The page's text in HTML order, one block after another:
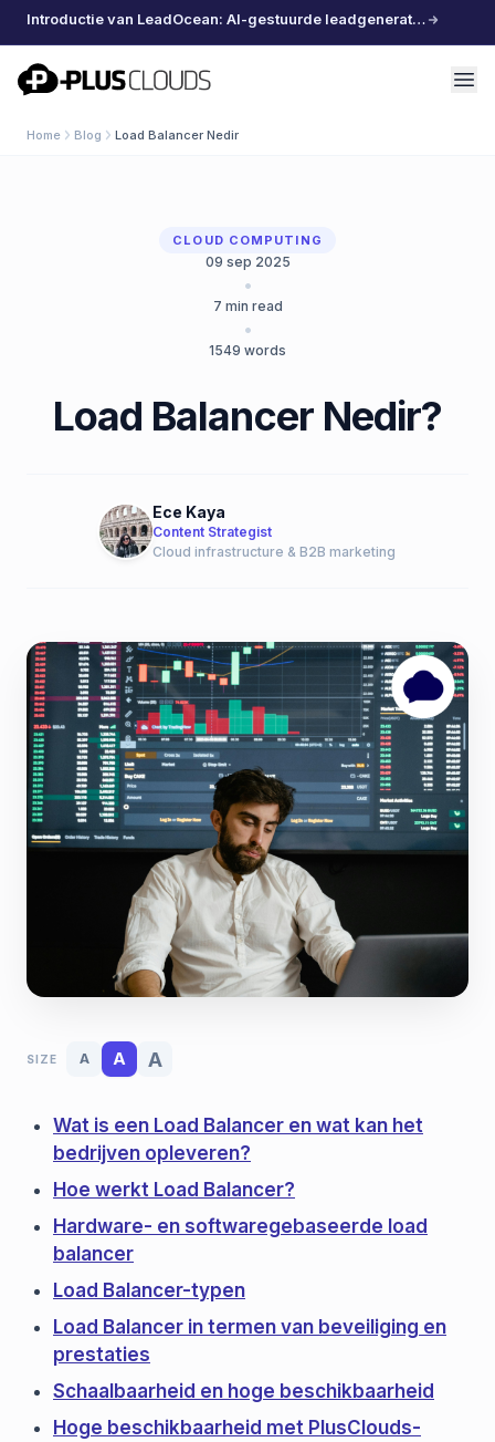
Introductie van LeadOcean: AI-gestuurde leadgeneratie, samengestelde data, moeiteloos schalen
PlusClouds
Home Blog Load Balancer Nedir
CLOUD COMPUTING
09 sep 2025
•
7 min read
•
1549 words
Load Balancer Nedir?
Ece Kaya
Content Strategist
Cloud infrastructure & B2B marketing
SIZE A A A
Wat is een Load Balancer en wat kan het
bedrijven opleveren?
Hoe werkt Load Balancer?
Hardware- en softwaregebaseerde load
balancer
Load Balancer-typen
Load Balancer in termen van beveiliging en
prestaties
Schaalbaarheid en hoge beschikbaarheid
Hoge beschikbaarheid met PlusClouds-